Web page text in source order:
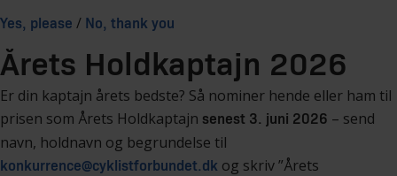
Yes, please / No, thank you
Årets Holdkaptajn 2026
Er din kaptajn årets bedste? Så nominer hende eller ham til
prisen som Årets Holdkaptajn senest 3. juni 2026 – send
navn, holdnavn og begrundelse til
konkurrence@cyklistforbundet.dk og skriv ”Årets